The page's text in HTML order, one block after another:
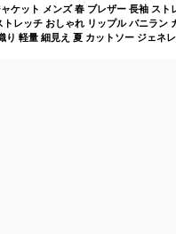
ケット メンズ 春 ブレザー 長袖 スト
トレッチ おしゃれ リップル バニラン
り 軽量 細見え 夏 カットソー ジェネ